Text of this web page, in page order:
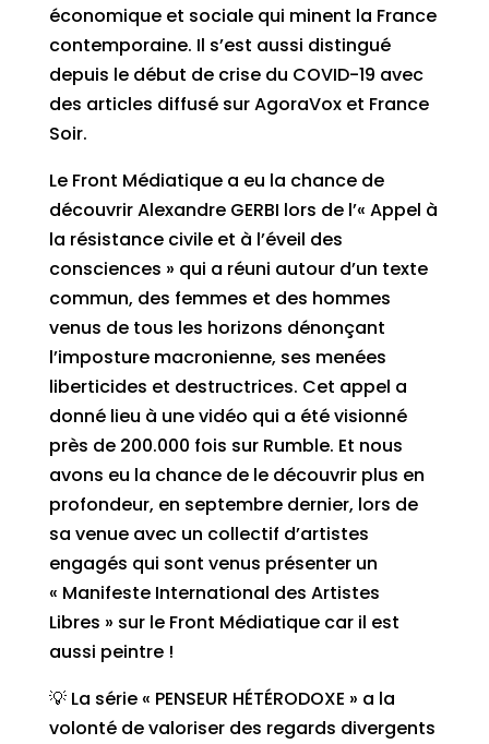
économique et sociale qui minent la France
contemporaine. Il s’est aussi distingué
depuis le début de crise du COVID-19 avec
des articles diffusé sur AgoraVox et France
Soir.
Le Front Médiatique a eu la chance de
découvrir Alexandre GERBI lors de l’« Appel à
la résistance civile et à l’éveil des
consciences » qui a réuni autour d’un texte
commun, des femmes et des hommes
venus de tous les horizons dénonçant
l’imposture macronienne, ses menées
liberticides et destructrices. Cet appel a
donné lieu à une vidéo qui a été visionné
près de 200.000 fois sur Rumble. Et nous
avons eu la chance de le découvrir plus en
profondeur, en septembre dernier, lors de
sa venue avec un collectif d’artistes
engagés qui sont venus présenter un
« Manifeste International des Artistes
Libres » sur le Front Médiatique car il est
aussi peintre !
💡 La série « PENSEUR HÉTÉRODOXE » a la
volonté de valoriser des regards divergents